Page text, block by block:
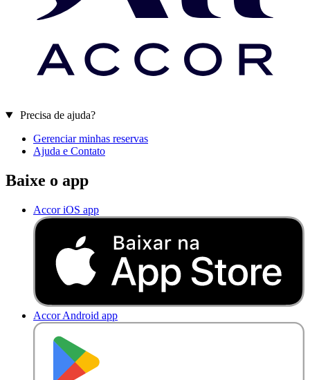
Precisa de ajuda?
Gerenciar minhas reservas
Ajuda e Contato
Baixe o app
Accor iOS app
Accor Android app